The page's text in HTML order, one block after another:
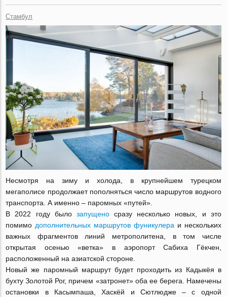
Стамбул
Несмотря на зиму и холода, в крупнейшем турецком
мегаполисе продолжает пополняться число маршрутов водного
транспорта. А именно – паромных «путей».
В 2022 году было запущеносразу несколько новых, и это
помимо дополнительных маршрутов фуникулера и нескольких
важных фрагментов линий метрополитена, в том числе
открытая осенью «ветка» в аэропорт Сабиха Гёкчен,
расположенный на азиатской стороне.
Новый же паромный маршрут будет проходить из Кадыкёя в
бухту Золотой Рог, причем «затронет» оба ее берега. Намечены
остановки в Касымпаша, Хаскёй и Сютлюдже – с одной